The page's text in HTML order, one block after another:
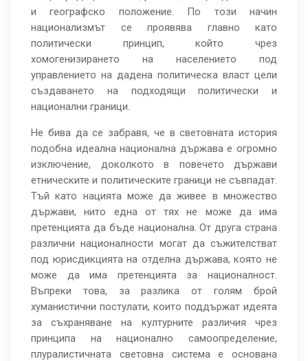
и географско положение. По този начин
национализмът се проявява главно като
политически принцип, който чрез
хомогенизирането на населението под
управлението на дадена политическа власт цели
създаването на подходящи политически и
национални граници.
Не бива да се забравя, че в световната история
подобна идеална национална държава е огромно
изключение, доколкото в повечето държави
етническите и политическите граници не съвпадат.
Тъй като нацията може да живее в множество
държави, нито една от тях не може да има
претенцията да бъде национална. От друга страна
различни националности могат да съжителстват
под юрисдикцията на отделна държава, която не
може да има претенцията за националност.
Въпреки това, за разлика от голям брой
хуманистични постулати, които поддържат идеята
за съхраняване на културните различия чрез
принципа на национално самоопределение,
плуралистичната световна система е основана